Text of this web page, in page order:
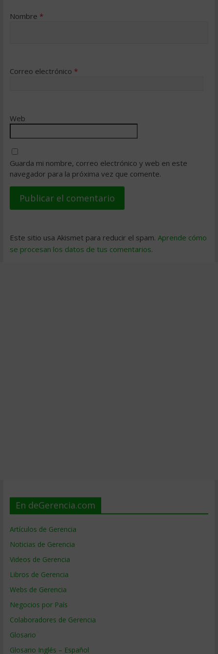
Nombre *
Correo electrónico *
Web
Guarda mi nombre, correo electrónico y web en este
navegador para la próxima vez que comente.
Este sitio usa Akismet para reducir el spam. Aprende cómo
se procesan los datos de tus comentarios.
En deGerencia.com
Artículos de Gerencia
Noticias de Gerencia
Videos de Gerencia
Libros de Gerencia
Webs de Gerencia
Negocios por País
Colaboradores de Gerencia
Glosario
Glosario Inglés – Español